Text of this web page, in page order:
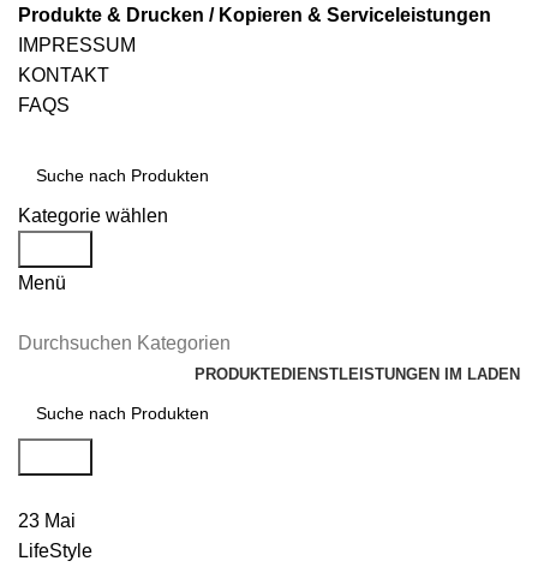
Produkte & Drucken / Kopieren & Serviceleistungen
IMPRESSUM
KONTAKT
FAQS
Kategorie wählen
Menü
Durchsuchen Kategorien
PRODUKTEDIENSTLEISTUNGEN IM LADEN
23 Mai
LifeStyle